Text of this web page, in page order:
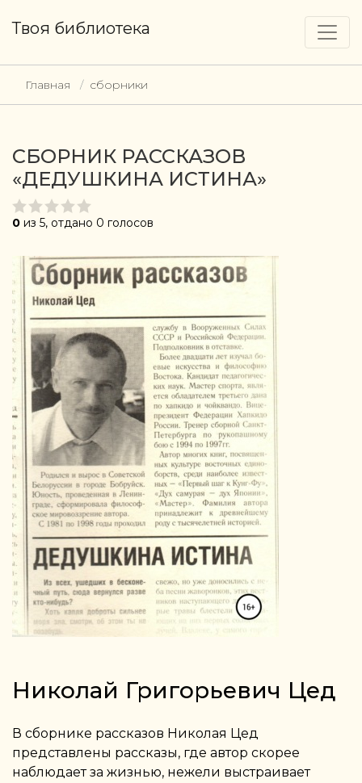
Твоя библиотека
Главная сборники
СБОРНИК РАССКАЗОВ
«ДЕДУШКИНА ИСТИНА»
0 из 5, отдано 0 голосов
Николай Григорьевич Цед
В сборнике рассказов Николая Цед
представлены рассказы, где автор скорее
наблюдает за жизнью, нежели выстраивает